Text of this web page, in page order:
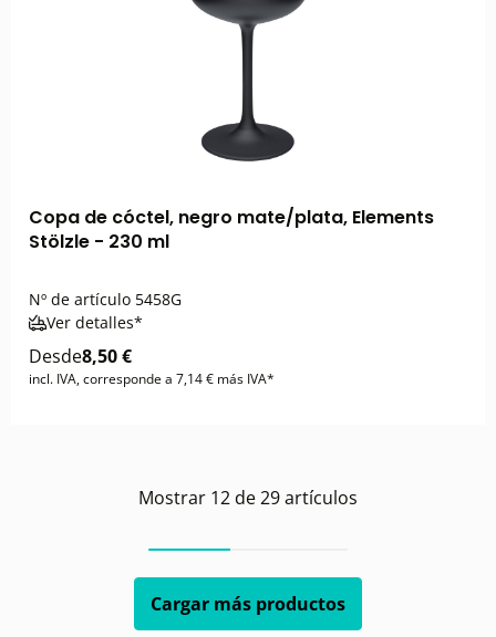
Copa de cóctel, negro mate/plata, Elements
Stölzle - 230 ml
Nº de artículo 5458G
Ver detalles*
Desde8,50 €
incl. IVA, corresponde a 7,14 € más IVA*
Mostrar 12de29artículos
Cargar más productos